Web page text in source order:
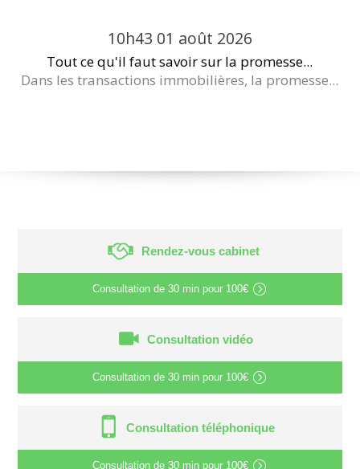
10h43 01 août 2026
Tout ce qu'il faut savoir sur la promesse...
Dans les transactions immobilières, la promesse...
Rendez-vous cabinet
Consultation de 30 min pour 100€
Consultation vidéo
Consultation de 30 min pour 100€
Consultation téléphonique
Consultation de 30 min pour 100€